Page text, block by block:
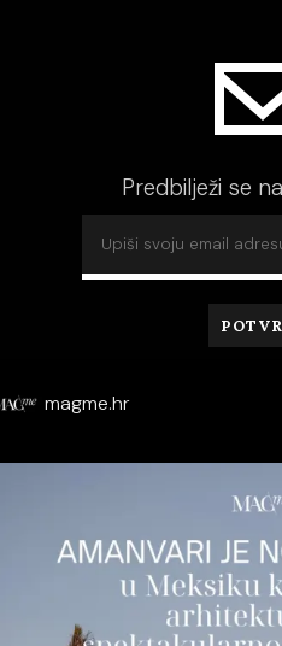
Predbilježi se
magme.hr